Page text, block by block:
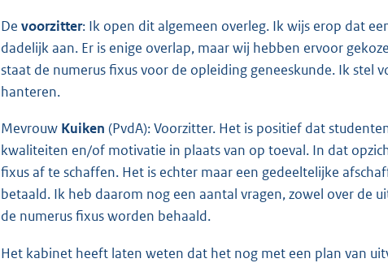
De voorzitter: Ik open dit algemeen overleg. Ik wijs erop dat
dadelijk aan. Er is enige overlap, maar wij hebben ervoor
staat de numerus fixus voor de opleiding geneeskunde. Ik stel
hanteren.
Mevrouw Kuiken (PvdA): Voorzitter. Het is positief dat
kwaliteiten en/of motivatie in plaats van op toeval. In dat
fixus af te schaffen. Het is echter maar een gedeeltelijke
betaald. Ik heb daarom nog een aantal vragen, zowel over de
de numerus fixus worden behaald.
Het kabinet heeft laten weten dat het nog met een plan van